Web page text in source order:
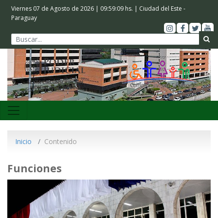
Viernes 07 de Agosto de 2026 | 09:59:09 hs. | Ciudad del Este -
Paraguay
Inicio Contenido
Funciones